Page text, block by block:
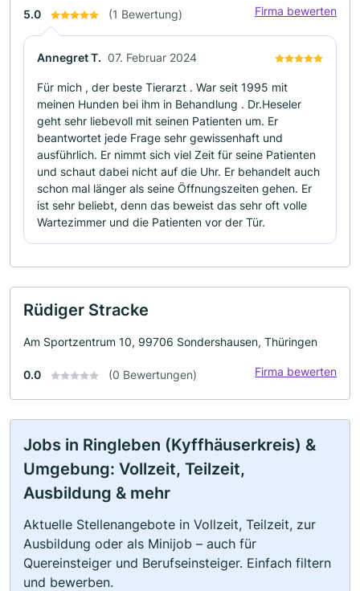
5.0 (1 Bewertung) Firma bewerten
Annegret T. 07. Februar 2024
Für mich , der beste Tierarzt . War seit 1995 mit
meinen Hunden bei ihm in Behandlung . Dr.Heseler
geht sehr liebevoll mit seinen Patienten um. Er
beantwortet jede Frage sehr gewissenhaft und
ausführlich. Er nimmt sich viel Zeit für seine Patienten
und schaut dabei nicht auf die Uhr. Er behandelt auch
schon mal länger als seine Öffnungszeiten gehen. Er
ist sehr beliebt, denn das beweist das sehr oft volle
Wartezimmer und die Patienten vor der Tür.
Rüdiger Stracke
Am Sportzentrum 10, 99706 Sondershausen, Thüringen
0.0 (0 Bewertungen) Firma bewerten
Jobs in Ringleben (Kyffhäuserkreis) &
Umgebung: Vollzeit, Teilzeit,
Ausbildung & mehr
Aktuelle Stellenangebote in Vollzeit, Teilzeit, zur
Ausbildung oder als Minijob – auch für
Quereinsteiger und Berufseinsteiger. Einfach filtern
und bewerben.